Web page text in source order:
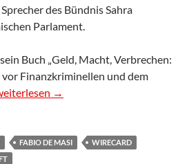
des Bündnis Sahra
Parlament.
Buch „Geld, Macht, Verbrechen:
vor Finanzkriminellen und dem
Ex-„Jäger“ Fabio De Masi:
→
FABIO DE MASI
WIRECARD